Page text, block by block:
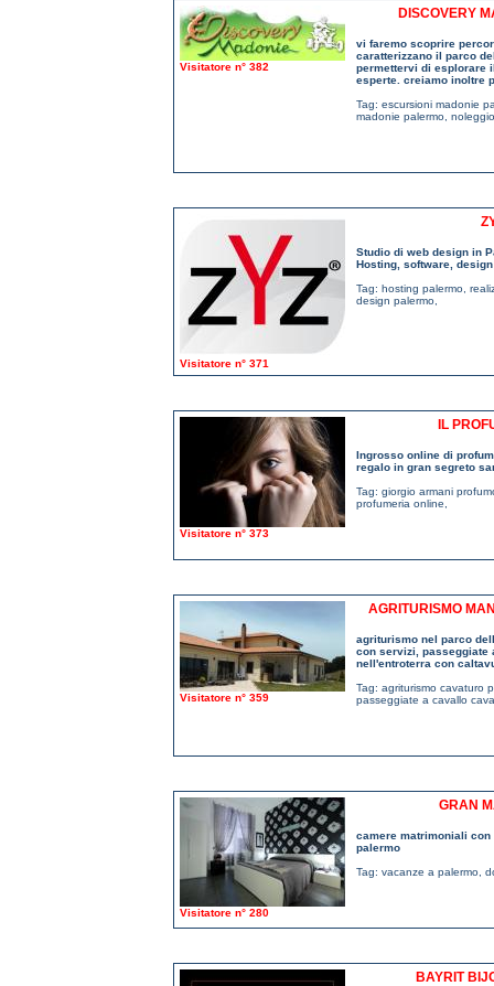
Visitatore n° 382
DISCOVERY
vi faremo scoprire
caratterizzano il parco
permettervi di esplorare
esperte. creiamo inoltre
Tag: escursioni madonie
madonie palermo
Visitatore n° 371
Studio di web design in
Hosting, software,
Tag: hosting palermo
design palermo
Visitatore n° 373
IL
Ingrosso online di
regalo in gran segreto
Tag: giorgio armani
profumeria online
Visitatore n° 359
AGRITURISMO
agriturismo nel parco
con servizi,
nell'entroterra con
Tag: agriturismo cavaturo
passeggiate a cavallo
Visitatore n° 280
GRAN
camere matrimoniali
palermo
Tag: vacanze a palermo
BAYRIT